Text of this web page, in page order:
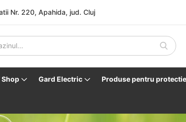
Nr. 220, Apahida, jud. Cluj
Shop Gard Electric Produse pentru protectie